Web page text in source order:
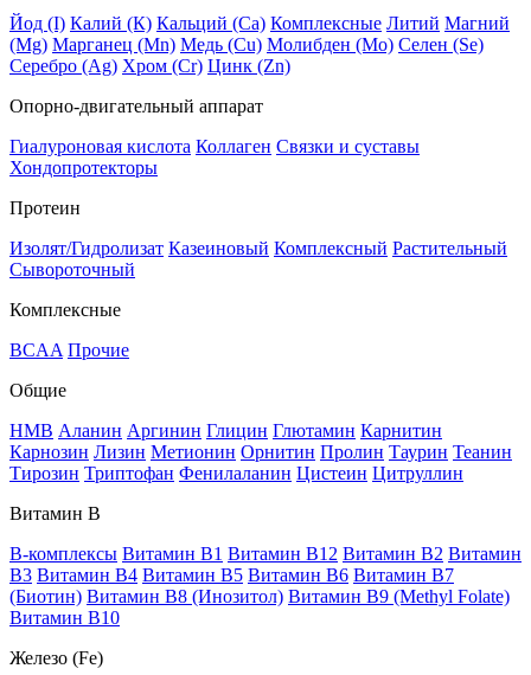
Йод (I) Калий (К) Кальций (Са) Комплексные Литий Магний
(Mg) Марганец (Mn) Медь (Сu) Молибден (Мо) Селен (Se)
Серебро (Ag) Хром (Cr) Цинк (Zn)
Опорно-двигательный аппарат
Гиалуроновая кислота Коллаген Связки и суставы
Хондопротекторы
Протеин
Изолят/Гидролизат Казеиновый Комплексный Растительный
Сывороточный
Комплексные
BCAA Прочие
Общие
HMB Аланин Аргинин Глицин Глютамин Карнитин
Карнозин Лизин Метионин Орнитин Пролин Таурин Теанин
Тирозин Триптофан Фенилаланин Цистеин Цитруллин
Витамин В
B-комплексы Витамин B1 Витамин B12 Витамин B2 Витамин
B3 Витамин B4 Витамин B5 Витамин B6 Витамин B7
(Биотин) Витамин B8 (Инозитол) Витамин B9 (Methyl Folate)
Витамин В10
Железо (Fe)